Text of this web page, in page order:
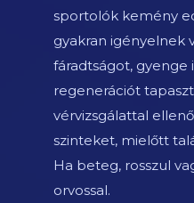
sportolók kemény
gyakran igényelnek
fáradtságot, gyenge
regenerációt
vérvizsgálattal
szinteket, mielőtt
Ha beteg, rosszul
orvossal.